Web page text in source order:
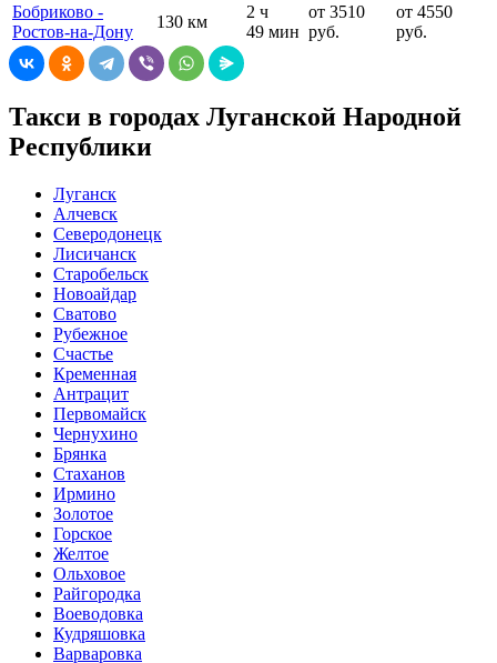
Бобриково -
Ростов-на-Дону
130 км
2 ч
49 мин
от 3510
руб.
от 4550
руб.
Такси в городах Луганской Народной
Республики
Луганск
Алчевск
Северодонецк
Лисичанск
Старобельск
Новоайдар
Сватово
Рубежное
Счастье
Кременная
Антрацит
Первомайск
Чернухино
Брянка
Стаханов
Ирмино
Золотое
Горское
Желтое
Ольховое
Райгородка
Воеводовка
Кудряшовка
Варваровка